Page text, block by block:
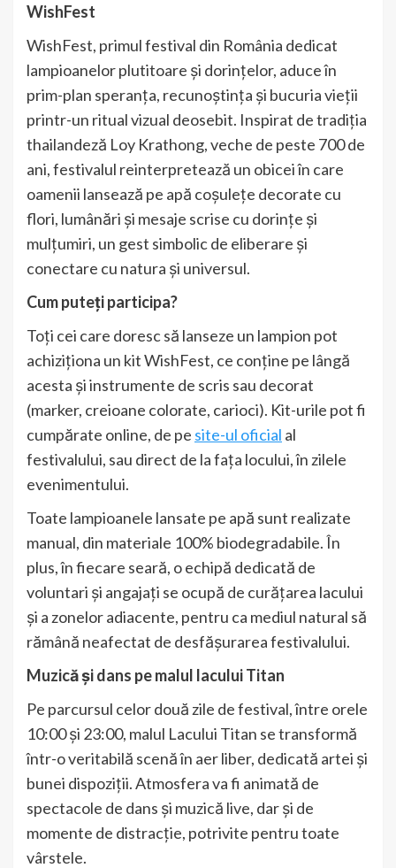
WishFest
WishFest, primul festival din România dedicat
lampioanelor plutitoare și dorințelor, aduce în
prim-plan speranța, recunoștința și bucuria vieții
printr-un ritual vizual deosebit. Inspirat de tradiția
thailandeză Loy Krathong, veche de peste 700 de
ani, festivalul reinterpretează un obicei în care
oamenii lansează pe apă coșulețe decorate cu
flori, lumânări și mesaje scrise cu dorințe și
mulțumiri, un gest simbolic de eliberare și
conectare cu natura și universul.
Cum puteți participa?
Toți cei care doresc să lanseze un lampion pot
achiziționa un kit WishFest, ce conține pe lângă
acesta și instrumente de scris sau decorat
(marker, creioane colorate, carioci). Kit-urile pot fi
cumpărate online, de pe site-ul oficial al
festivalului, sau direct de la fața locului, în zilele
evenimentului.
Toate lampioanele lansate pe apă sunt realizate
manual, din materiale 100% biodegradabile. În
plus, în fiecare seară, o echipă dedicată de
voluntari și angajați se ocupă de curățarea lacului
și a zonelor adiacente, pentru ca mediul natural să
rămână neafectat de desfășurarea festivalului.
Muzică și dans pe malul lacului Titan
Pe parcursul celor două zile de festival, între orele
10:00 și 23:00, malul Lacului Titan se transformă
într-o veritabilă scenă în aer liber, dedicată artei și
bunei dispoziții. Atmosfera va fi animată de
spectacole de dans și muzică live, dar și de
momente de distracție, potrivite pentru toate
vârstele.